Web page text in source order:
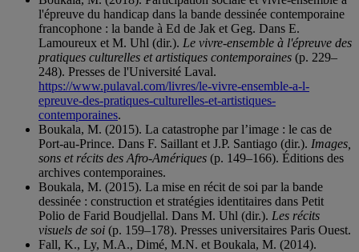
l'épreuve du handicap dans la bande dessinée contemporaine
francophone : la bande à Ed de Jak et Geg. Dans E.
Lamoureux et M. Uhl (dir.). Le vivre-ensemble à l'épreuve des
pratiques culturelles et artistiques contemporaines (p. 229–
248). Presses de l'Université Laval.
https://www.pulaval.com/livres/le-vivre-ensemble-a-l-
epreuve-des-pratiques-culturelles-et-artistiques-
contemporaines.
Boukala, M. (2015). La catastrophe par l’image : le cas de
Port-au-Prince. Dans F. Saillant et J.P. Santiago (dir.). Images,
sons et récits des Afro-Amériques (p. 149–166). Éditions des
archives contemporaines.
Boukala, M. (2015). La mise en récit de soi par la bande
dessinée : construction et stratégies identitaires dans Petit
Polio de Farid Boudjellal. Dans M. Uhl (dir.). Les récits
visuels de soi (p. 159–178). Presses universitaires Paris Ouest.
Fall, K., Ly, M.A., Dimé, M.N. et Boukala, M. (2014).